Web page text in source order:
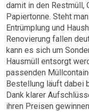
damit in den Restmüll,
Papiertonne. Steht
Entrümplung und
Renovierung fallen
kann es sich um
Hausmüll entsorgt
passenden
Bestellung läuft dabei
Dank klarer
ihren Preisen